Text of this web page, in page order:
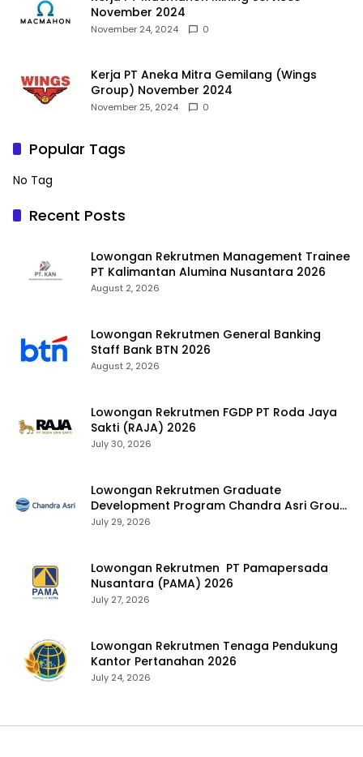
November 2024
November 24, 2024 0
Kerja PT Aneka Mitra Gemilang (Wings
Group) November 2024
November 25, 2024 0
Popular Tags
No Tag
Recent Posts
Lowongan Rekrutmen Management Trainee
PT Kalimantan Alumina Nusantara 2026
August 2, 2026
Lowongan Rekrutmen General Banking
Staff Bank BTN 2026
August 2, 2026
Lowongan Rekrutmen FGDP PT Roda Jaya
Sakti (RAJA) 2026
July 30, 2026
Lowongan Rekrutmen Graduate
Development Program Chandra Asri Group
2026
July 29, 2026
Lowongan Rekrutmen PT Pamapersada
Nusantara (PAMA) 2026
July 27, 2026
Lowongan Rekrutmen Tenaga Pendukung
Kantor Pertanahan 2026
July 24, 2026